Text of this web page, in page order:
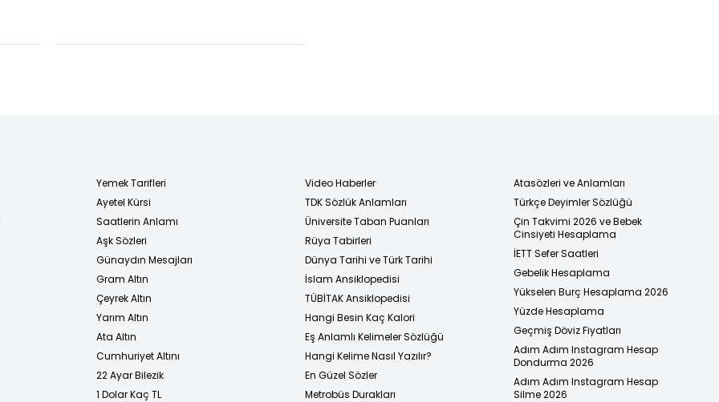
Yemek Tarifleri
Ayetel Kürsi
Saatlerin Anlamı
Aşk Sözleri
Günaydın Mesajları
Gram Altın
Çeyrek Altın
Yarım Altın
Ata Altın
Cumhuriyet Altını
22 Ayar Bilezik
1 Dolar Kaç TL
Video Haberler
TDK Sözlük Anlamları
Üniversite Taban Puanları
Rüya Tabirleri
Dünya Tarihi ve Türk Tarihi
İslam Ansiklopedisi
TÜBİTAK Ansiklopedisi
Hangi Besin Kaç Kalori
Eş Anlamlı Kelimeler Sözlüğü
Hangi Kelime Nasıl Yazılır?
En Güzel Sözler
Metrobüs Durakları
Atasözleri ve Anlamları
Türkçe Deyimler Sözlüğü
Çin Takvimi 2026 ve Bebek
Cinsiyeti Hesaplama
İETT Sefer Saatleri
Gebelik Hesaplama
Yükselen Burç Hesaplama 2026
Yüzde Hesaplama
Geçmiş Döviz Fiyatları
Adım Adım Instagram Hesap
Dondurma 2026
Adım Adım Instagram Hesap
Silme 2026